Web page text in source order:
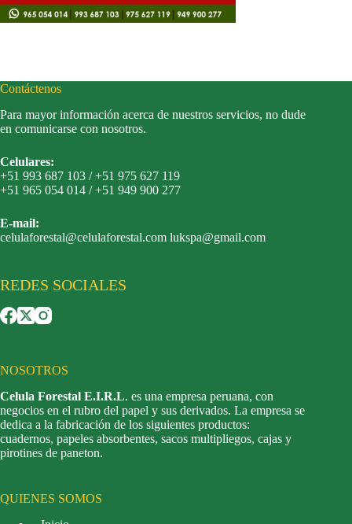
Contáctenos
Para mayor información acerca de nuestros servicios, no dude
en comunicarse con nosotros.
Celulares:
+51 993 687 103 / +51 975 627 119
+51 965 054 014 / +51 949 900 277
E-mail:
celulaforestal@celulaforestal.com lukspa@gmail.com
REDES SOCIALES
NOSOTROS
Celula Forestal E.I.R.L. es una empresa peruana, con
negocios en el rubro del papel y sus derivados. La empresa se
dedica a la fabricación de los siguientes productos:
cuadernos, papeles absorbentes, sacos multipliegos, cajas y
pirotines de paneton.
QUIENES SOMOS